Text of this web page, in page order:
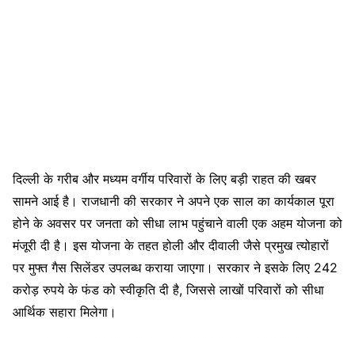
दिल्ली के गरीब और मध्यम वर्गीय परिवारों के लिए बड़ी राहत की खबर
सामने आई है। राजधानी की सरकार ने अपने एक साल का कार्यकाल पूरा
होने के अवसर पर जनता को सीधा लाभ पहुंचाने वाली एक अहम योजना को
मंजूरी दी है। इस योजना के तहत होली और दीवाली जैसे प्रमुख त्योहारों
पर मुफ्त गैस सिलेंडर उपलब्ध कराया जाएगा। सरकार ने इसके लिए 242
करोड़ रुपये के फंड को स्वीकृति दी है, जिससे लाखों परिवारों को सीधा
आर्थिक सहारा मिलेगा।